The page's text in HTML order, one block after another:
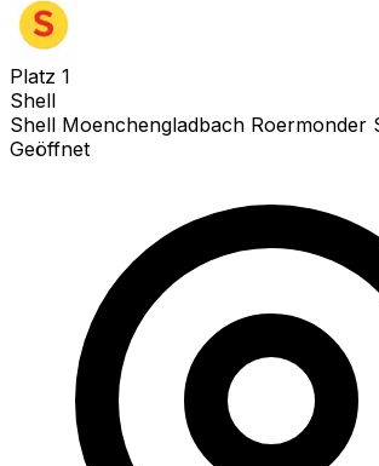
Platz 1
Shell
Shell Moenchengladbach Roermonder
Geöffnet